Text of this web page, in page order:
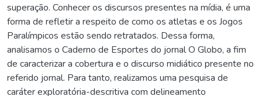
superação. Conhecer os discursos presentes na mídia, é uma
forma de refletir a respeito de como os atletas e os Jogos
Paralímpicos estão sendo retratados. Dessa forma,
analisamos o Caderno de Esportes do jornal O Globo, a fim
de caracterizar a cobertura e o discurso midiático presente no
referido jornal. Para tanto, realizamos uma pesquisa de
caráter exploratória-descritiva com delineamento